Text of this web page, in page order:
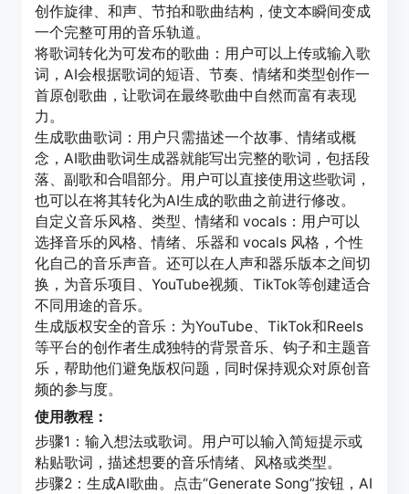
创作旋律、和声、节拍和歌曲结构，使文本瞬间变成
一个完整可用的音乐轨道。
将歌词转化为可发布的歌曲：用户可以上传或输入歌
词，AI会根据歌词的短语、节奏、情绪和类型创作一
首原创歌曲，让歌词在最终歌曲中自然而富有表现
力。
生成歌曲歌词：用户只需描述一个故事、情绪或概
念，AI歌曲歌词生成器就能写出完整的歌词，包括段
落、副歌和合唱部分。用户可以直接使用这些歌词，
也可以在将其转化为AI生成的歌曲之前进行修改。
自定义音乐风格、类型、情绪和 vocals：用户可以
选择音乐的风格、情绪、乐器和 vocals 风格，个性
化自己的音乐声音。还可以在人声和器乐版本之间切
换，为音乐项目、YouTube视频、TikTok等创建适合
不同用途的音乐。
生成版权安全的音乐：为YouTube、TikTok和Reels
等平台的创作者生成独特的背景音乐、钩子和主题音
乐，帮助他们避免版权问题，同时保持观众对原创音
频的参与度。
使用教程：
步骤1：输入想法或歌词。用户可以输入简短提示或
粘贴歌词，描述想要的音乐情绪、风格或类型。
步骤2：生成AI歌曲。点击“Generate Song”按钮，AI